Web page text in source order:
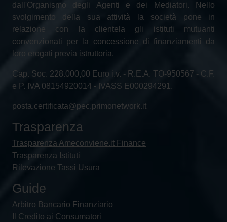
dall'Organismo degli Agenti e dei Mediatori. Nello
svolgimento della sua attività la società pone in
relazione con la clientela gli istituti mutuanti
convenzionati per la concessione di finanziamenti da
loro erogati previa istruttoria.
Cap. Soc. 228.000,00 Euro i.v. - R.E.A. TO-950567 - C.F.
e P. IVA 08154920014 - IVASS E000294291.
posta.certificata@pec.primonetwork.it
Trasparenza
Trasparenza Ameconviene.it Finance
Trasparenza Istituti
Rilevazione Tassi Usura
Guide
Arbitro Bancario Finanziario
Il Credito ai Consumatori